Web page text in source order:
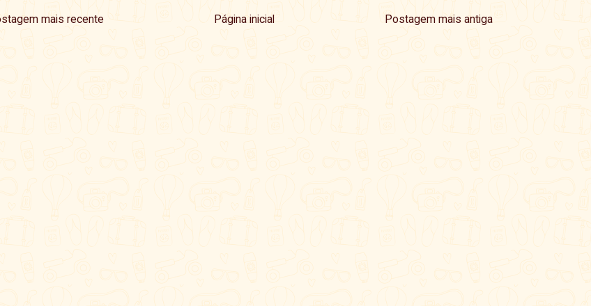
mais recente Postagem mais antiga
Página inicial